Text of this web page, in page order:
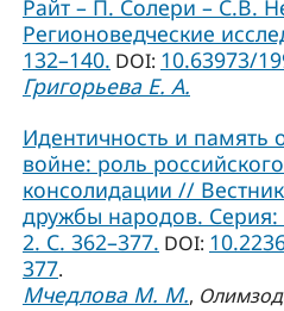
Райт – П. Солери – С.В.
Регионоведческие
132–140. DOI: 10.63973/
Григорьева Е. А.
Идентичность и память
войне: роль
консолидации //
дружбы народов.
2. С. 362–377. DOI:
377.
Мчедлова М. М.,